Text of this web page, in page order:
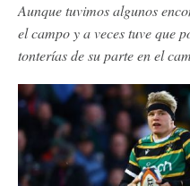
Aunque tuvimos algunos
el campo y a veces tuve que
tonterías de su parte en el